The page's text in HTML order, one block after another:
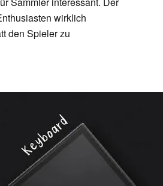
wirklich
den Spieler zu